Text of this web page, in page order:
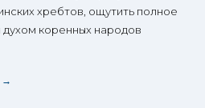
хребтов, ощутить полное
коренных народов
→